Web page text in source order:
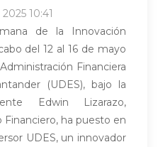
10:41
de la Innovación
del 12 al 16 de mayo
Financiera
(UDES), bajo la
Edwin Lizarazo,
ha puesto en
UDES, un innovador